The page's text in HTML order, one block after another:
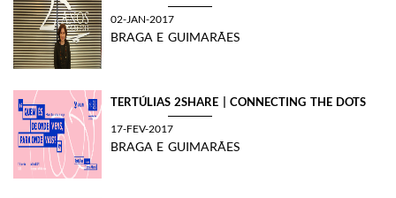
02-JAN-2017
BRAGA E GUIMARÃES
TERTÚLIAS 2SHARE | CONNECTING THE DOTS
17-FEV-2017
BRAGA E GUIMARÃES